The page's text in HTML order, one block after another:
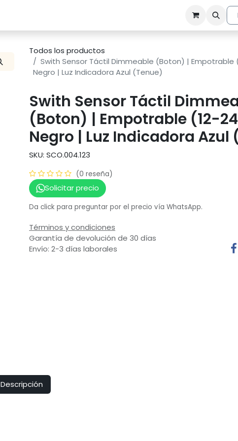
Todos los productos
Swith Sensor Táctil Dimmeable (Boton) | Empotrable
Negro | Luz Indicadora Azul (Tenue)
Swith Sensor Táctil
(Boton) | Empotrable (12-
Negro | Luz Indicadora Azul
SKU: SCO.004.123
(0 reseña)
Solicitar precio
Da click para preguntar por el precio vía WhatsApp.
Términos y condiciones
Garantía de devolución de 30 días
Envío: 2-3 días laborales
Descripción